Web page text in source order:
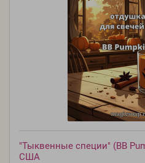
"Тыквенные специи" (BB
США